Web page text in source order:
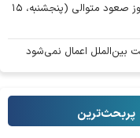
طلای جهانی به اوج ۷ هفته‌ای رسید/چهارمین روز صعود متوالی (پنجشنبه، ۱۵
بین‌الملل اعمال نمی‌شود
پربحث‌ترین‌